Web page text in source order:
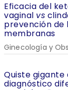
Eficacia del
vaginal vs
prevención
membranas
Ginecología y
Quiste
diagnóstico